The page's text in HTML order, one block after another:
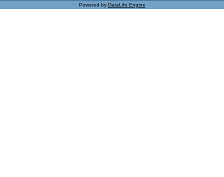
Powered by DataLife Engine